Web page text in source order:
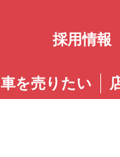
採用情報
車を売りたい